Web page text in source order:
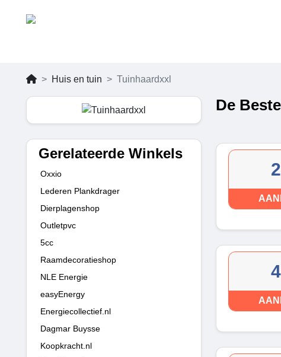
Huis en tuin Tuinhaardxxl
Gerelateerde Winkels
Oxxio
Lederen Plankdrager
Dierplagenshop
Outletpvc
5cc
Raamdecoratieshop
NLE Energie
easyEnergy
Energiecollectief.nl
Dagmar Buysse
Koopkracht.nl
De